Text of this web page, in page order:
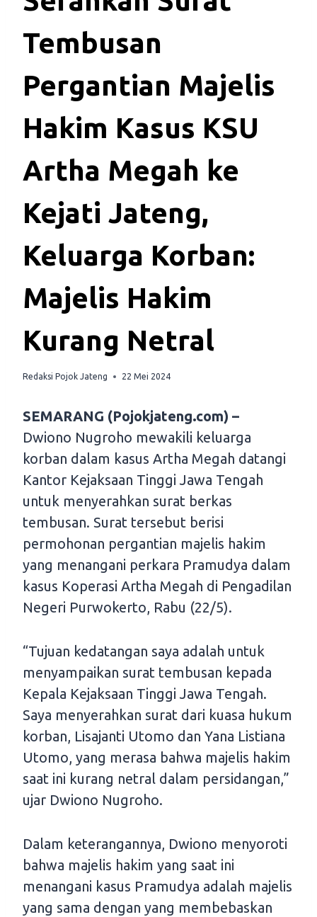
Tembusan
Pergantian Majelis
Hakim Kasus KSU
Artha Megah ke
Kejati Jateng,
Keluarga Korban:
Majelis Hakim
Kurang Netral
Redaksi Pojok Jateng 22 Mei 2024
SEMARANG (Pojokjateng.com) –
Dwiono Nugroho mewakili keluarga
korban dalam kasus Artha Megah datangi
Kantor Kejaksaan Tinggi Jawa Tengah
untuk menyerahkan surat berkas
tembusan. Surat tersebut berisi
permohonan pergantian majelis hakim
yang menangani perkara Pramudya dalam
kasus Koperasi Artha Megah di Pengadilan
Negeri Purwokerto, Rabu (22/5).
“Tujuan kedatangan saya adalah untuk
menyampaikan surat tembusan kepada
Kepala Kejaksaan Tinggi Jawa Tengah.
Saya menyerahkan surat dari kuasa hukum
korban, Lisajanti Utomo dan Yana Listiana
Utomo, yang merasa bahwa majelis hakim
saat ini kurang netral dalam persidangan,”
ujar Dwiono Nugroho.
Dalam keterangannya, Dwiono menyoroti
bahwa majelis hakim yang saat ini
menangani kasus Pramudya adalah majelis
yang sama dengan yang membebaskan